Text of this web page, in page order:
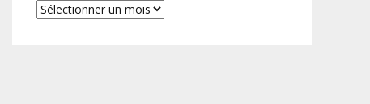
Archives